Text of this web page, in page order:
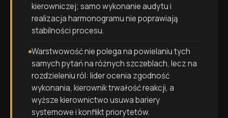
kierowniczej; samo wykonanie audytu i
realizacja harmonogramu nie poprawiają
stabilności procesu.
Warstwowość nie polega na powielaniu tych
samych pytań na różnych szczeblach, lecz na
rozdzieleniu ról: lider ocenia zgodność
wykonania, kierownik trwałość reakcji, a
wyższe kierownictwo usuwa bariery
systemowe i konflikt priorytetów.